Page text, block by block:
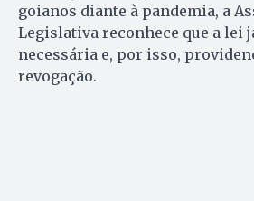
goianos diante à pandemia, a
Legislativa reconhece que a lei
necessária e, por isso,
revogação.